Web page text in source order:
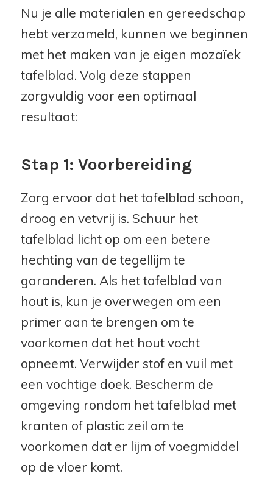
Nu je alle materialen en gereedschap
hebt verzameld, kunnen we beginnen
met het maken van je eigen mozaïek
tafelblad. Volg deze stappen
zorgvuldig voor een optimaal
resultaat:
Stap 1: Voorbereiding
Zorg ervoor dat het tafelblad schoon,
droog en vetvrij is. Schuur het
tafelblad licht op om een betere
hechting van de tegellijm te
garanderen. Als het tafelblad van
hout is, kun je overwegen om een
primer aan te brengen om te
voorkomen dat het hout vocht
opneemt. Verwijder stof en vuil met
een vochtige doek. Bescherm de
omgeving rondom het tafelblad met
kranten of plastic zeil om te
voorkomen dat er lijm of voegmiddel
op de vloer komt.